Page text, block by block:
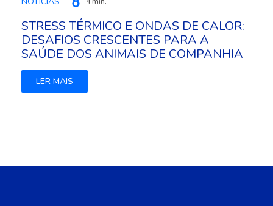
STRESS TÉRMICO E ONDAS DE CALOR:
DESAFIOS CRESCENTES PARA A
SAÚDE DOS ANIMAIS DE COMPANHIA
LER MAIS